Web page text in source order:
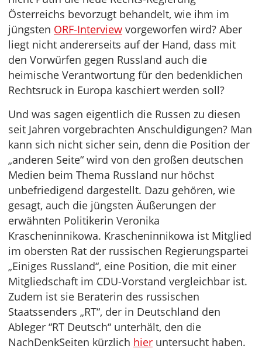
Österreichs bevorzugt behandelt, wie ihm im
jüngsten ORF-Interview vorgeworfen wird? Aber
liegt nicht andererseits auf der Hand, dass mit
den Vorwürfen gegen Russland auch die
heimische Verantwortung für den bedenklichen
Rechtsruck in Europa kaschiert werden soll?
Und was sagen eigentlich die Russen zu diesen
seit Jahren vorgebrachten Anschuldigungen? Man
kann sich nicht sicher sein, denn die Position der
„anderen Seite“ wird von den großen deutschen
Medien beim Thema Russland nur höchst
unbefriedigend dargestellt. Dazu gehören, wie
gesagt, auch die jüngsten Äußerungen der
erwähnten Politikerin Veronika
Krascheninnikowa. Krascheninnikowa ist Mitglied
im obersten Rat der russischen Regierungspartei
„Einiges Russland“, eine Position, die mit einer
Mitgliedschaft im CDU-Vorstand vergleichbar ist.
Zudem ist sie Beraterin des russischen
Staatssenders „RT“, der in Deutschland den
Ableger “RT Deutsch“ unterhält, den die
NachDenkSeiten kürzlich hier untersucht haben.